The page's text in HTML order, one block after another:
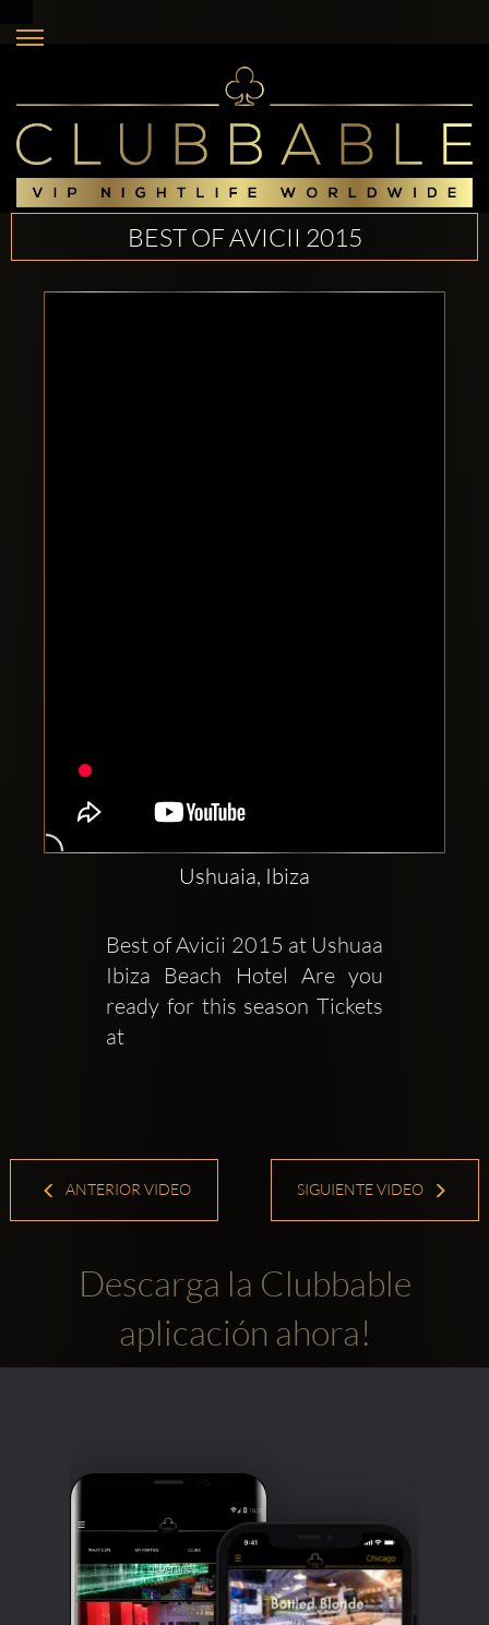
BEST OF AVICII 2015
Ushuaia, Ibiza
Best of Avicii 2015 at Ushuaa
Ibiza Beach Hotel Are you
ready for this season Tickets
at
ANTERIOR VIDEO SIGUIENTE VIDEO
Descarga la Clubbable
aplicación ahora!